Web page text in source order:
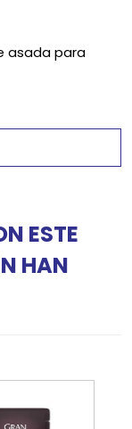
asada para
ESTE
HAN